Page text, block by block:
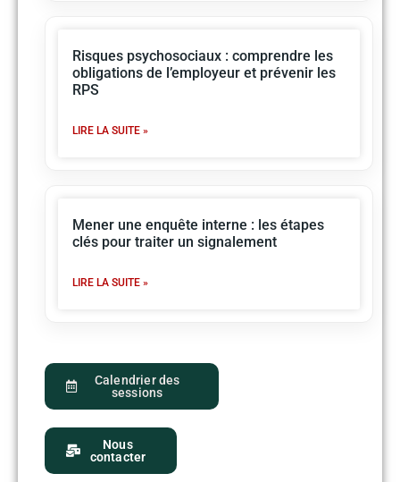
Risques psychosociaux : comprendre les
obligations de l’employeur et prévenir les
RPS
LIRE LA SUITE »
Mener une enquête interne : les étapes
clés pour traiter un signalement
LIRE LA SUITE »
Calendrier des
sessions
Nous
contacter